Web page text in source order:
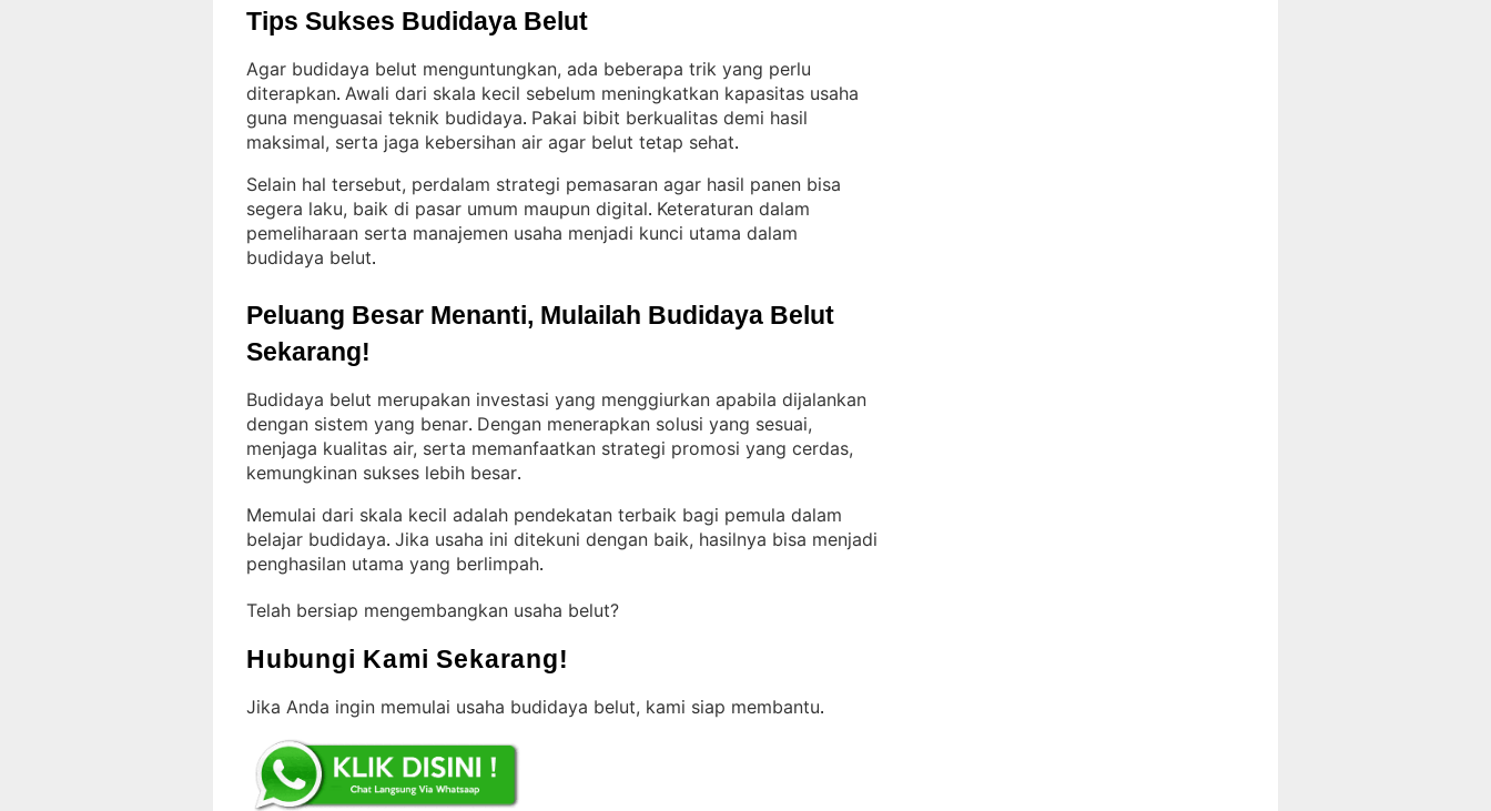
Tips Sukses Budidaya Belut
Agar budidaya belut menguntungkan, ada beberapa trik yang perlu
diterapkan. Awali dari skala kecil sebelum meningkatkan kapasitas usaha
guna menguasai teknik budidaya. Pakai bibit berkualitas demi hasil
maksimal, serta jaga kebersihan air agar belut tetap sehat.
Selain hal tersebut, perdalam strategi pemasaran agar hasil panen bisa
segera laku, baik di pasar umum maupun digital. Keteraturan dalam
pemeliharaan serta manajemen usaha menjadi kunci utama dalam
budidaya belut.
Peluang Besar Menanti, Mulailah Budidaya Belut
Sekarang!
Budidaya belut merupakan investasi yang menggiurkan apabila dijalankan
dengan sistem yang benar. Dengan menerapkan solusi yang sesuai,
menjaga kualitas air, serta memanfaatkan strategi promosi yang cerdas,
kemungkinan sukses lebih besar.
Memulai dari skala kecil adalah pendekatan terbaik bagi pemula dalam
belajar budidaya. Jika usaha ini ditekuni dengan baik, hasilnya bisa menjadi
penghasilan utama yang berlimpah.
Telah bersiap mengembangkan usaha belut?
Hubungi Kami Sekarang!
Jika Anda ingin memulai usaha budidaya belut, kami siap membantu.